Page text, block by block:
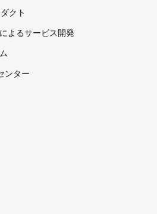
クト
よるサービス開発
ンター